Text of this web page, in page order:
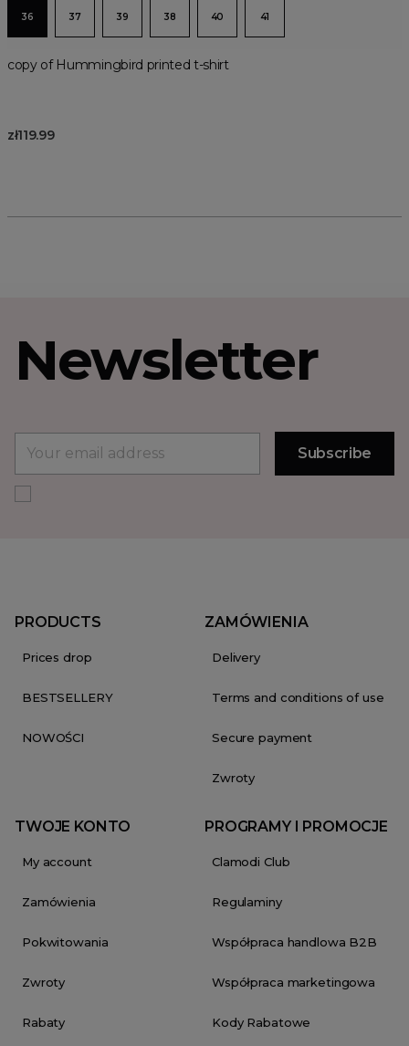
36 37 39 38 40 41
copy of Hummingbird printed t-shirt
zł119.99
Newsletter
PRODUCTS
Prices drop
BESTSELLERY
NOWOŚCI
ZAMÓWIENIA
Delivery
Terms and conditions of use
Secure payment
Zwroty
TWOJE KONTO
My account
Zamówienia
Pokwitowania
Zwroty
Rabaty
PROGRAMY I PROMOCJE
Clamodi Club
Regulaminy
Współpraca handlowa B2B
Współpraca marketingowa
Kody Rabatowe